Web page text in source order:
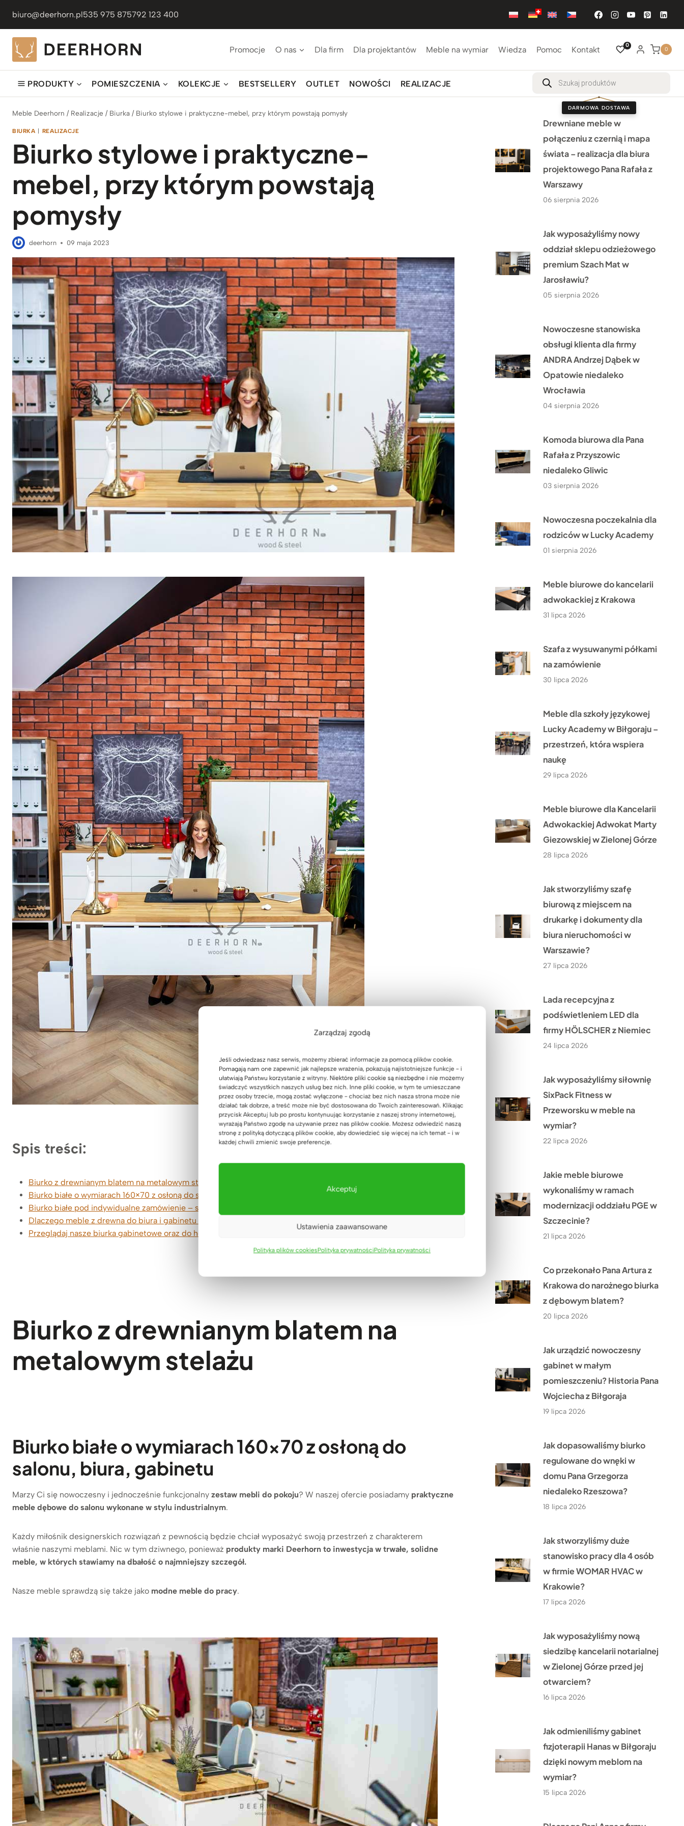
Zarządzaj zgodą
Jeśli odwiedzasz nasz serwis, możemy zbierać informacje za pomocą plików cookie.
Pomagają nam one zapewnić jak najlepsze wrażenia, pokazują najistotniejsze funkcje - i
ułatwiają Państwu korzystanie z witryny. Niektóre pliki cookie są niezbędne i nie możemy
świadczyć wszystkich naszych usług bez nich. Inne pliki cookie, w tym te umieszczane
przez osoby trzecie, mogą zostać wyłączone - chociaż bez nich nasza strona może nie
działać tak dobrze, a treść może nie być dostosowana do Twoich zainteresowań. Klikając
przycisk Akceptuj lub po prostu kontynuując korzystanie z naszej strony internetowej,
wyrażają Państwo zgodę na używanie przez nas plików cookie. Możesz odwiedzić naszą
stronę z polityką dotyczącą plików cookie, aby dowiedzieć się więcej na ich temat - i w
każdej chwili zmienić swoje preferencje.
Akceptuj
Ustawienia zaawansowane
Polityka plików cookiesPolityka prywatnościPolityka prywatności
treści
biuro@deerhorn.pl535 975 875792 123 400
Promocje O nas Dla firm Dla projektantów Meble na wymiar Wiedza Pomoc Kontakt 0
0
PRODUKTY POMIESZCZENIA KOLEKCJE BESTSELLERY OUTLET NOWOŚCI REALIZACJE
Wyszukiwarka
produktów
DARMOWA DOSTAWA
Meble Deerhorn / Realizacje / Biurka / Biurko stylowe i praktyczne-mebel, przy którym powstają pomysły
BIURKA | REALIZACJE
Biurko stylowe i praktyczne-
mebel, przy którym powstają
pomysły
deerhorn 09 maja 2023
Spis treści:
Biurko z drewnianym blatem na metalowym stelażu
Biurko białe o wymiarach 160×70 z osłoną do salonu, biura, gabinetu
Biurko białe pod indywidualne zamówienie – stylowe biurko pod wymiar Poznań i okolice
Dlaczego meble z drewna do biura i gabinetu od Deerhorn – podsumowanie.
Przeglądaj nasze biurka gabinetowe oraz do home office
Biurko z drewnianym blatem na
metalowym stelażu
Biurko białe o wymiarach 160×70 z osłoną do
salonu, biura, gabinetu
Marzy Ci się nowoczesny i jednocześnie funkcjonalny zestaw mebli do pokoju? W naszej ofercie posiadamy praktyczne
meble dębowe do salonu wykonane w stylu industrialnym.
Każdy miłośnik designerskich rozwiązań z pewnością będzie chciał wyposażyć swoją przestrzeń z charakterem
właśnie naszymi meblami. Nic w tym dziwnego, ponieważ produkty marki Deerhorn to inwestycja w trwałe, solidne
meble, w których stawiamy na dbałość o najmniejszy szczegół.
Nasze meble sprawdzą się także jako modne meble do pracy.
Drewniane meble w
połączeniu z czernią i mapa
świata – realizacja dla biura
projektowego Pana Rafała z
Warszawy
06 sierpnia 2026
Jak wyposażyliśmy nowy
oddział sklepu odzieżowego
premium Szach Mat w
Jarosławiu?
05 sierpnia 2026
Nowoczesne stanowiska
obsługi klienta dla firmy
ANDRA Andrzej Dąbek w
Opatowie niedaleko
Wrocławia
04 sierpnia 2026
Komoda biurowa dla Pana
Rafała z Przyszowic
niedaleko Gliwic
03 sierpnia 2026
Nowoczesna poczekalnia dla
rodziców w Lucky Academy
01 sierpnia 2026
Meble biurowe do kancelarii
adwokackiej z Krakowa
31 lipca 2026
Szafa z wysuwanymi półkami
na zamówienie
30 lipca 2026
Meble dla szkoły językowej
Lucky Academy w Biłgoraju –
przestrzeń, która wspiera
naukę
29 lipca 2026
Meble biurowe dla Kancelarii
Adwokackiej Adwokat Marty
Giezowskiej w Zielonej Górze
28 lipca 2026
Jak stworzyliśmy szafę
biurową z miejscem na
drukarkę i dokumenty dla
biura nieruchomości w
Warszawie?
27 lipca 2026
Lada recepcyjna z
podświetleniem LED dla
firmy HÖLSCHER z Niemiec
24 lipca 2026
Jak wyposażyliśmy siłownię
SixPack Fitness w
Przeworsku w meble na
wymiar?
22 lipca 2026
Jakie meble biurowe
wykonaliśmy w ramach
modernizacji oddziału PGE w
Szczecinie?
21 lipca 2026
Co przekonało Pana Artura z
Krakowa do narożnego biurka
z dębowym blatem?
20 lipca 2026
Jak urządzić nowoczesny
gabinet w małym
pomieszczeniu? Historia Pana
Wojciecha z Biłgoraja
19 lipca 2026
Jak dopasowaliśmy biurko
regulowane do wnęki w
domu Pana Grzegorza
niedaleko Rzeszowa?
18 lipca 2026
Jak stworzyliśmy duże
stanowisko pracy dla 4 osób
w firmie WOMAR HVAC w
Krakowie?
17 lipca 2026
Jak wyposażyliśmy nową
siedzibę kancelarii notarialnej
w Zielonej Górze przed jej
otwarciem?
16 lipca 2026
Jak odmieniliśmy gabinet
fizjoterapii Hanas w Biłgoraju
dzięki nowym meblom na
wymiar?
15 lipca 2026